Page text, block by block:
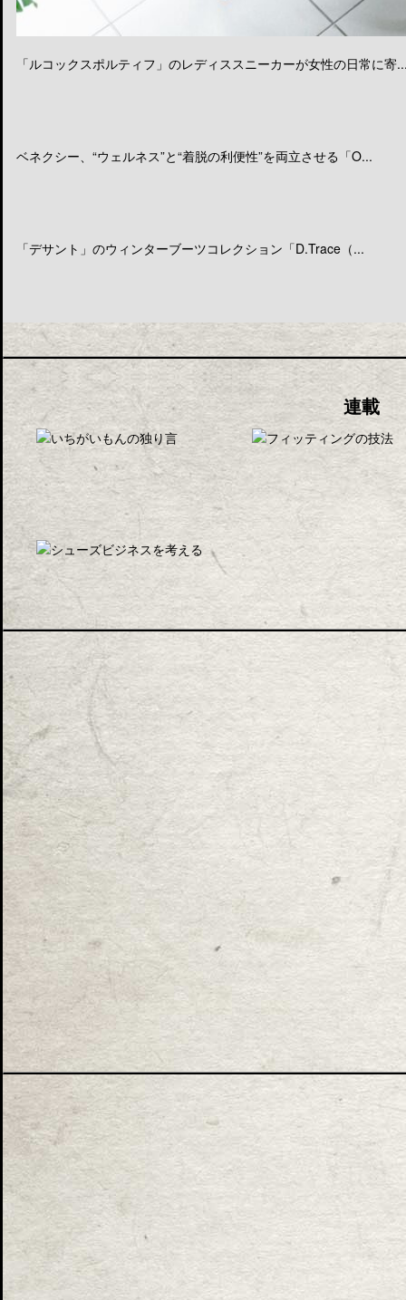
「ルコックスポルティフ」のレディススニーカーが女性の日常に寄
ベネクシー、“ウェルネス”と“着脱の利便性”を両立させる「O...
「デサント」のウィンターブーツコレクション「D.Trace（...
連載